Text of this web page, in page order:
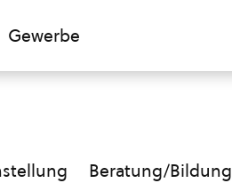
Gewerbe
Beratung/Bildung